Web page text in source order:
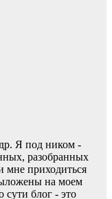
Я под ником -
разобранных
мне приходиться
на моем
блог - это